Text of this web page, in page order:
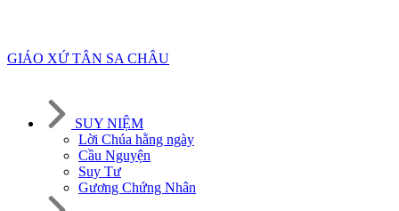
GIÁO XỨ TÂN SA CHÂU
SUY NIỆM
Lời Chúa hằng ngày
Cầu Nguyện
Suy Tư
Gương Chứng Nhân